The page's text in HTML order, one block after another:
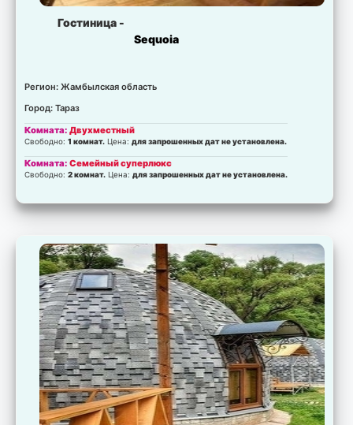
Гостиница -
Sequoia
Регион: Жамбылская область
Город: Тараз
Комната:Двухместный
Свободно:1 комнат. Цена:для запрошенных дат не установлена.
Комната:Семейный суперлюкс
Свободно:2 комнат. Цена:для запрошенных дат не установлена.